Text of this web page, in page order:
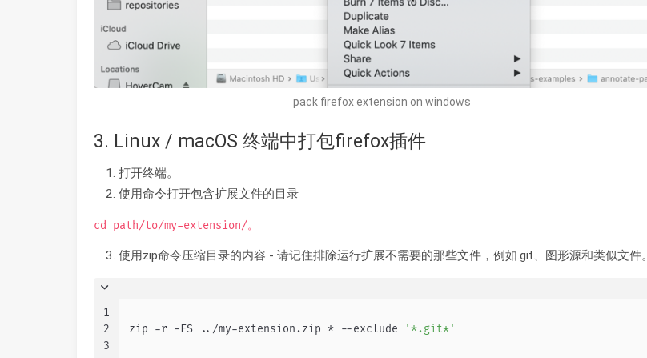
pack firefox extension on windows
3. Linux / macOS 终端中打包firefox插件
打开终端。
使用命令打开包含扩展文件的目录
cd path/to/my-extension/。
使用zip命令压缩目录的内容 - 请记住排除运行扩展不需要的那些文件，例如.git、图形源和类似文件。
1
2
3
zip -r -FS ../my-extension.zip * --exclude '*.git*'